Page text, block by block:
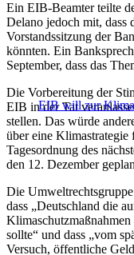
Ein EIB-Beamter teilte
Delano jedoch mit, dass
Vorstandssitzung der
könnten. Ein
September, dass das
EIB will zur
Die Vorbereitung der
EIB in der Tat
stellen. Das würde
über eine Klimastrategie
Tagesordnung des
den 12. Dezember
Die
dass „Deutschland die
sollte“ und dass „vom
Versuch, öffentliche